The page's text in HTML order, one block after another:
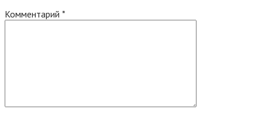
Комментарий *